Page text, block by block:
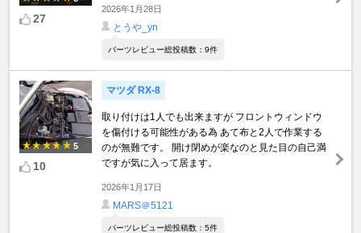
27
2026年1月28日
とうや_yn
パーツレビュー総投稿数：9件
5
10
マツダ RX-8
取り付けは1人でも出来ますが フロントウィンドウ
を傷付ける可能性がある為 あて布と2人で作業する
のが無難です。 開け閉めが楽なのと見た目の自己満
ですが気に入って居ます。
2026年1月17日
MARS＠5121
パーツレビュー総投稿数：5件